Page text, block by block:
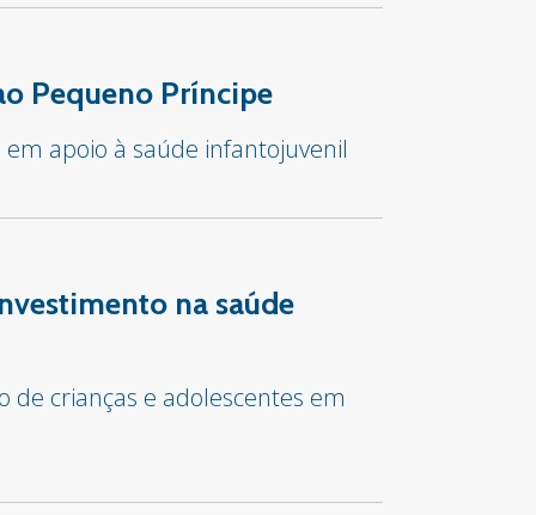
Pequeno Príncipe
apoio à saúde infantojuvenil
na saúde
de crianças e adolescentes em